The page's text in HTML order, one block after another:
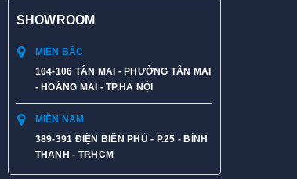
SHOWROOM
MIỀN BẮC
104-106 TÂN MAI - PHƯỜNG TÂN MAI
- HOÀNG MAI - TP.HÀ NỘI
MIỀN NAM
389-391 ĐIỆN BIÊN PHỦ - P.25 - BÌNH
THẠNH - TP.HCM